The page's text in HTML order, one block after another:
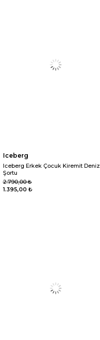
Iceberg
Iceberg Erkek Çocuk Kiremit Deniz
Şortu
1.395,00 ₺
2.790,00 ₺